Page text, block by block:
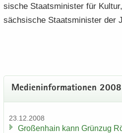
si­sche Staats­mi­nis­ter für
säch­si­sche Staats­mi­nis­ter der
Me­di­en­in­for­ma­tio­nen 2008
23.12.2008
Gro­ßen­hain kann Grün­zug